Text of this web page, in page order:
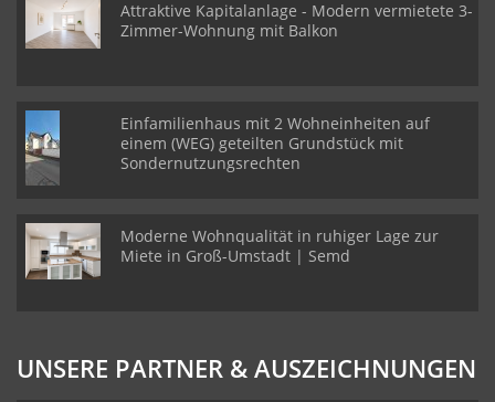
Attraktive Kapitalanlage - Modern vermietete 3-
Zimmer-Wohnung mit Balkon
Einfamilienhaus mit 2 Wohneinheiten auf
einem (WEG) geteilten Grundstück mit
Sondernutzungsrechten
Moderne Wohnqualität in ruhiger Lage zur
Miete in Groß-Umstadt | Semd
UNSERE PARTNER & AUSZEICHNUNGEN